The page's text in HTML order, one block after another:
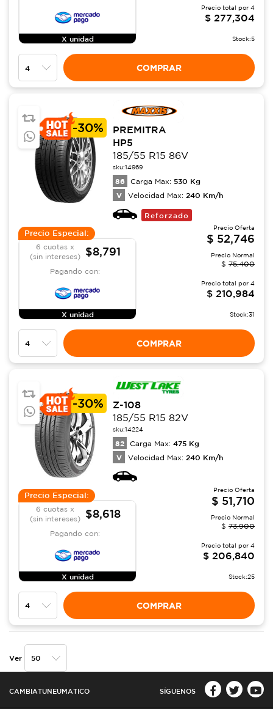
X unidad
Precio total por 4
$ 277,304
Stock:5
COMPRAR
-30%
PREMITRA
HP5
185/55 R15 86V
sku:14969
86 Carga Max: 530 Kg
V Velocidad Max: 240 Km/h
Reforzado
Precio Especial:
6 cuotas x
(sin intereses)
$8,791
Pagando con:
X unidad
Precio Oferta
$ 52,746
Precio Normal
$ 75,400
Precio total por 4
$ 210,984
Stock:31
COMPRAR
-30%
Z-108
185/55 R15 82V
sku:14224
82 Carga Max: 475 Kg
V Velocidad Max: 240 Km/h
Precio Especial:
6 cuotas x
(sin intereses)
$8,618
Pagando con:
X unidad
Precio Oferta
$ 51,710
Precio Normal
$ 73,900
Precio total por 4
$ 206,840
Stock:25
COMPRAR
Ver
CAMBIATUNEUMATICO SÍGUENOS